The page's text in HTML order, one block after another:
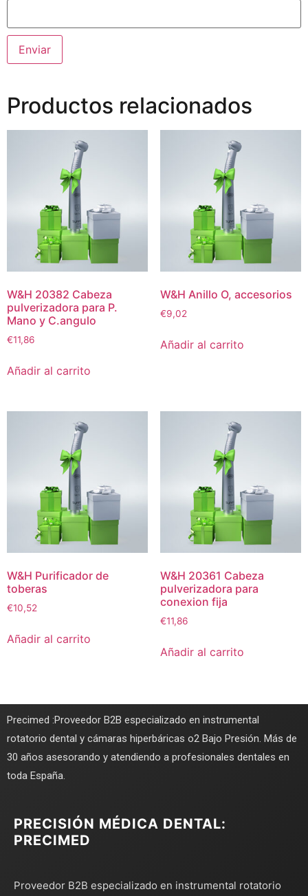
Productos relacionados
W&H 20382 Cabeza
pulverizadora para P.
Mano y C.angulo
€11,86
Añadir al carrito
W&H Anillo O, accesorios
€9,02
Añadir al carrito
W&H Purificador de
toberas
€10,52
Añadir al carrito
W&H 20361 Cabeza
pulverizadora para
conexion fija
€11,86
Añadir al carrito
Precimed :Proveedor B2B especializado en instrumental
rotatorio dental y cámaras hiperbáricas o2 Bajo Presión. Más de
30 años asesorando y atendiendo a profesionales dentales en
toda España.
PRECISIÓN MÉDICA DENTAL:
PRECIMED
Proveedor B2B especializado en instrumental rotatorio